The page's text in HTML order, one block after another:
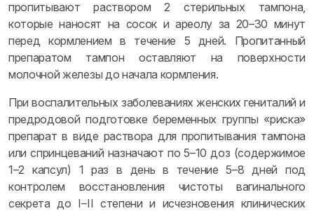
пропитывают раствором 2 стерильных тампона,
которые наносят на сосок и ареолу за 20–30 минут
перед кормлением в течение 5 дней. Пропитанный
препаратом тампон оставляют на поверхности
молочной железы до начала кормления.
При воспалительных заболеваниях женских гениталий и
предродовой подготовке беременных группы «риска»
препарат в виде раствора для пропитывания тампона
или спринцеваний назначают по 5–10 доз (содержимое
1–2 капсул) 1 раз в день в течение 5–8 дней под
контролем восстановления чистоты вагинального
секрета до I–II степени и исчезновения клинических